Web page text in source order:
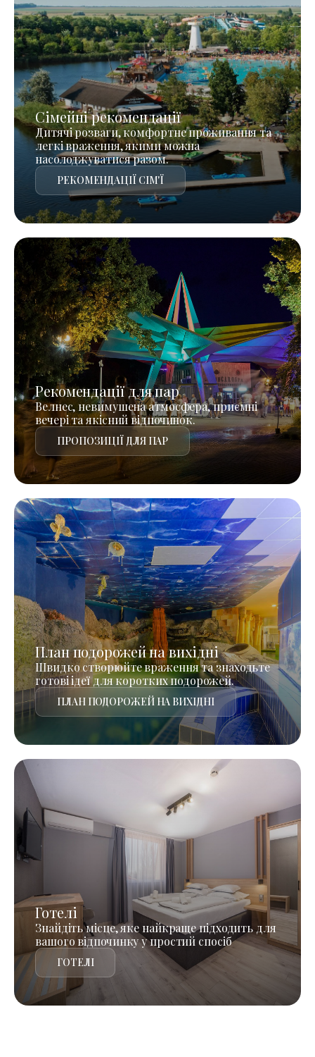
Сімейні рекомендації
Дитячі розваги, комфортне проживання та
легкі враження, якими можна
насолоджуватися разом.
РЕКОМЕНДАЦІЇ СІМ'Ї
Рекомендації для пар
Велнес, невимушена атмосфера, приємні
вечері та якісний відпочинок.
ПРОПОЗИЦІЇ ДЛЯ ПАР
План подорожей на вихідні
Швидко створюйте враження та знаходьте
готові ідеї для коротких подорожей.
ПЛАН ПОДОРОЖЕЙ НА ВИХІДНІ
Готелі
Знайдіть місце, яке найкраще підходить для
вашого відпочинку у простий спосіб
ГОТЕЛІ